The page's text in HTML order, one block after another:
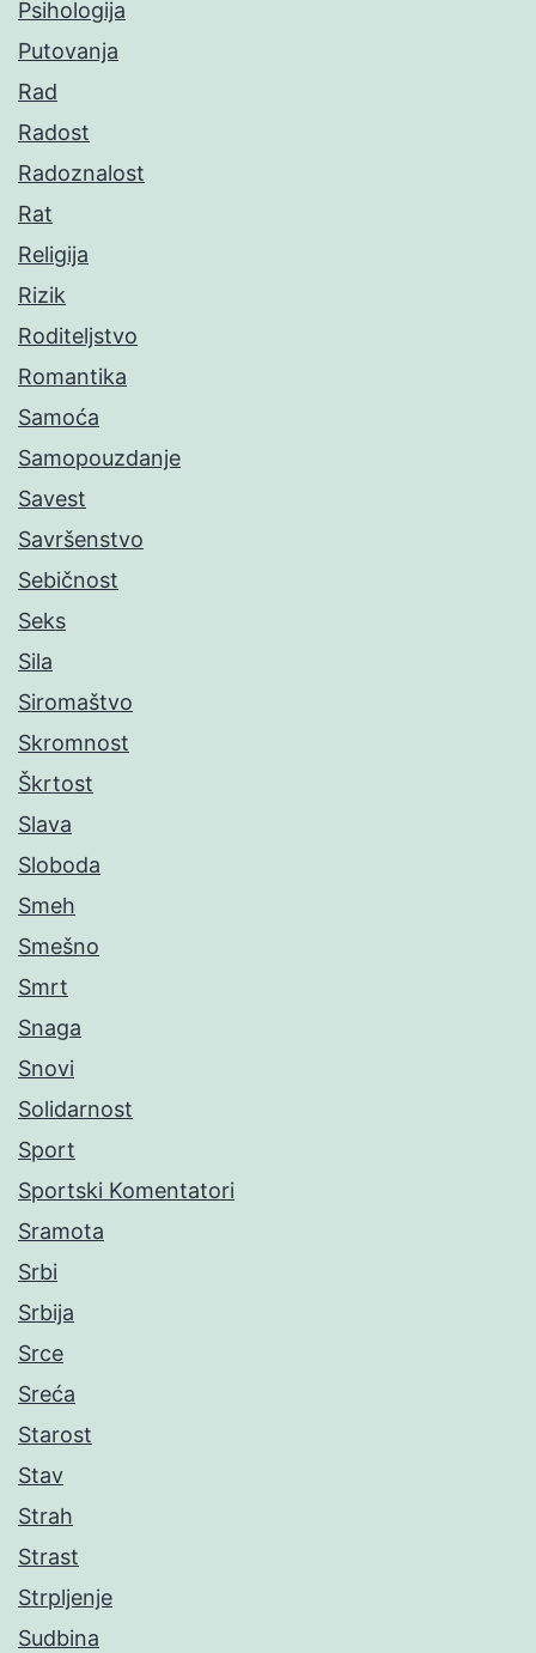
Psihologija
Putovanja
Rad
Radost
Radoznalost
Rat
Religija
Rizik
Roditeljstvo
Romantika
Samoća
Samopouzdanje
Savest
Savršenstvo
Sebičnost
Seks
Sila
Siromaštvo
Skromnost
Škrtost
Slava
Sloboda
Smeh
Smešno
Smrt
Snaga
Snovi
Solidarnost
Sport
Sportski Komentatori
Sramota
Srbi
Srbija
Srce
Sreća
Starost
Stav
Strah
Strast
Strpljenje
Sudbina